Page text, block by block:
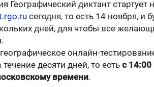
Географический диктант стартует
сегодня, то есть 14 ноября, и
дней, для чтобы все
онлайн-
десяти дней, то есть с 14:00
времени.